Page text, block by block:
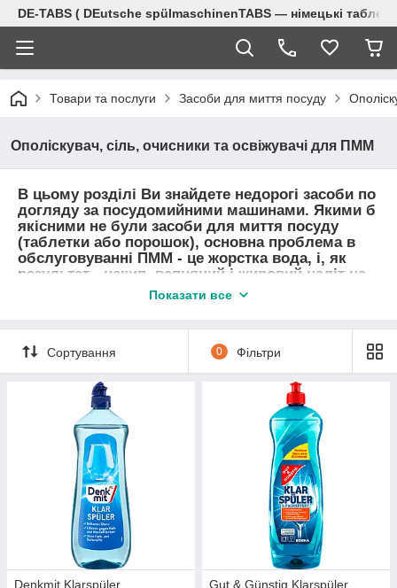
DE-TABS ( DEutsche spülmaschinenTABS ― німецькі
Товари та послуги Засоби для миття посуду
Ополіскувач, сіль, очисники та освіжувачі для ПММ
В цьому розділі Ви знайдете недорогі засоби по
догляду за посудомийними машинами. Якими б
якісними не були засоби для миття посуду
(таблетки або порошок), основна проблема в
обслуговуванні ПММ - це жорстка вода, і, як
результат - накип, вапняний і жировий наліт на
життєво важливих вузлах Вашої посудомийної
експлуатації Вашої ПММ.
Показати все
Сортування 0 Фільтри
Denkmit Klarspüler
Gut & Günstig Klarspüler